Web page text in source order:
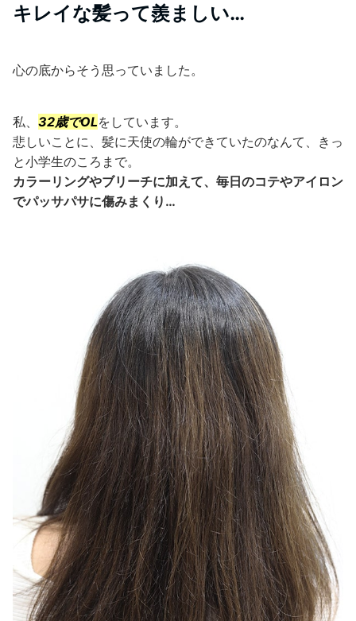
キレイな髪って羨ましい…
心の底からそう思っていました。
私、 32歳でOLをしています。
悲しいことに、髪に天使の輪ができていたのなんて、きっ
と小学生のころまで。
カラーリングやブリーチに加えて、毎日のコテやアイロン
でパッサパサに傷みまくり…